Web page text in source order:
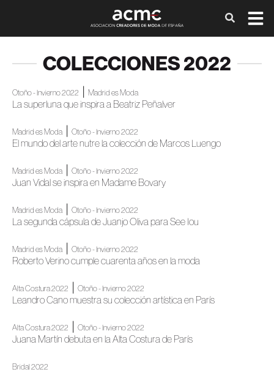
COLECCIONES 2022
Otoño - Invierno 2022 Madrid es Moda
La superluna que inspira a Beatriz Peñalver
Madrid es Moda Otoño - Invierno 2022
El mundo del arte nutre la colección de Marcos Luengo
Madrid es Moda Otoño - Invierno 2022
Juan Vidal se inspira en Madame Bovary
Madrid es Moda Otoño - Invierno 2022
La segunda cápsula de Juanjo Oliva para See Iou
Madrid es Moda Otoño - Invierno 2022
Roberto Verino cumple cuarenta años en la moda
Alta Costura 2022 Otoño - Invierno 2022
Leandro Cano muestra su colección artística en París
Alta Costura 2022 Otoño - Invierno 2022
Juana Martín debuta en la Alta Costura de París
Bridal 2022